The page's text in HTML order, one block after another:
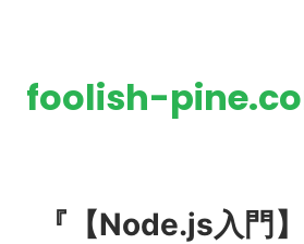
foolish-
『【Node.js入門